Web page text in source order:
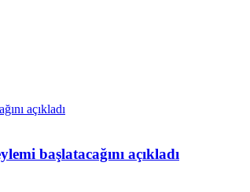
başlatacağını açıkladı